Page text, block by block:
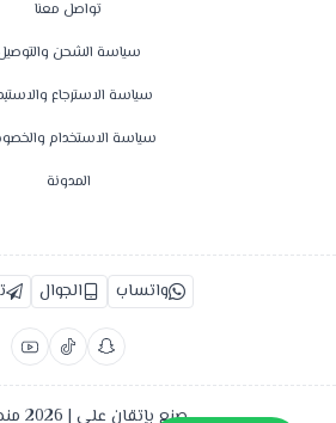
تواصل معنا
سياسة الشحن
سياسة الاسترجاع
سياسة الاستخدام
المدونة
واتساب الجوال
صنع بإتقان على | 2026